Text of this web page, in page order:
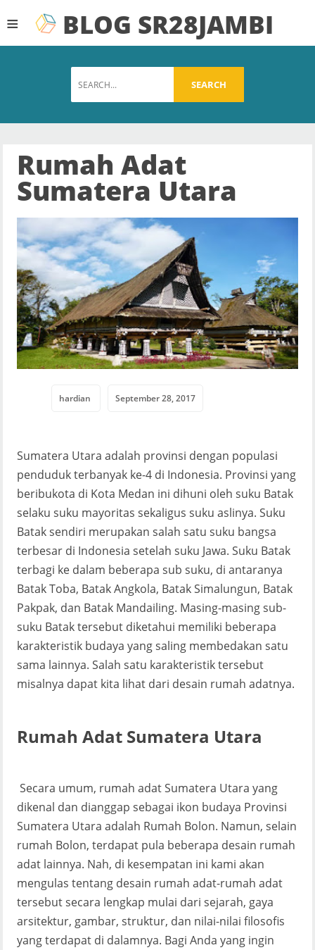
BLOG SR28JAMBI
≡
SEARCH
Rumah Adat
Sumatera Utara
hardian September 28, 2017
Sumatera Utara adalah provinsi dengan populasi
penduduk terbanyak ke-4 di Indonesia. Provinsi yang
beribukota di Kota Medan ini dihuni oleh suku Batak
selaku suku mayoritas sekaligus suku aslinya. Suku
Batak sendiri merupakan salah satu suku bangsa
terbesar di Indonesia setelah suku Jawa. Suku Batak
terbagi ke dalam beberapa sub suku, di antaranya
Batak Toba, Batak Angkola, Batak Simalungun, Batak
Pakpak, dan Batak Mandailing. Masing-masing sub-
suku Batak tersebut diketahui memiliki beberapa
karakteristik budaya yang saling membedakan satu
sama lainnya. Salah satu karakteristik tersebut
misalnya dapat kita lihat dari desain rumah adatnya.
Rumah Adat Sumatera Utara
Secara umum, rumah adat Sumatera Utara yang
dikenal dan dianggap sebagai ikon budaya Provinsi
Sumatera Utara adalah Rumah Bolon. Namun, selain
rumah Bolon, terdapat pula beberapa desain rumah
adat lainnya. Nah, di kesempatan ini kami akan
mengulas tentang desain rumah adat-rumah adat
tersebut secara lengkap mulai dari sejarah, gaya
arsitektur, gambar, struktur, dan nilai-nilai filosofis
yang terdapat di dalamnya. Bagi Anda yang ingin